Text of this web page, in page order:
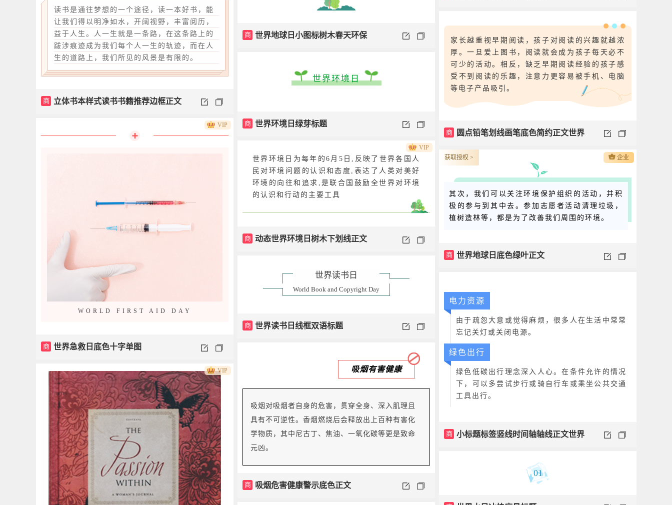
商 世界地球日小图标树木春天环保
读书是通往梦想的一个途径，读一本好书，能
让我们得以明净如水，开阔视野，丰富阅历，
益于人生。人一生就是一条路，在这条路上的
跋涉痕迹成为我们每个人一生的轨迹，而在人
生的道路上，我们所见的风景是有限的。
商 立体书本样式读书书籍推荐边框正文
家长越重视早期阅读，孩子对阅读的兴趣就越浓
厚。一旦爱上图书，阅读就会成为孩子每天必不
可少的活动。相反，缺乏早期阅读经验的孩子感
受不到阅读的乐趣，注意力更容易被手机、电脑
等电子产品吸引。
商 圆点铅笔划线画笔底色简约正文世界
儿童图书日
世界环境日
商 世界环境日绿芽标题
WORLD FIRST AID DAY
商 世界急救日底色十字单图
VIP
世界环境日为每年的6月5日,反映了世界各国人
民对环境问题的认识和态度,表达了人类对美好
环境的向往和追求,是联合国鼓励全世界对环境
的认识和行动的主要工具
商 动态世界环境日树木下划线正文
VIP
其次，我们可以关注环境保护组织的活动，并积
极的参与到其中去。参加志愿者活动清理垃圾，
植树造林等，都是为了改善我们周围的环境。
商 世界地球日底色绿叶正文
获取授权 > 企业
世界读书日
World Book and Copyright Day
商 世界读书日线框双语标题
电力资源
由于疏忽大意或觉得麻烦，很多人在生活中常常
忘记关灯或关闭电源。
绿色出行
绿色低碳出行理念深入人心。在条件允许的情况
下，可以多尝试步行或骑自行车或乘坐公共交通
工具出行。
商 小标题标签竖线时间轴轴线正文世界
吸烟有害健康
吸烟对吸烟者自身的危害，贯穿全身、深入肌理且
具有不可逆性。香烟燃烧后会释放出上百种有害化
学物质，其中尼古丁、焦油、一氧化碳等更是致命
元凶。
商 吸烟危害健康警示底色正文
《巴黎圣母院》是法国文学家维克多·雨果创
作的长篇小说，1831年1月14日首次出版。以
离奇和对比手法写了一个发生在十五世纪法国
的故事。
《巴黎圣母院》是法国文学家维克多·雨果创
作的长篇小说，1831年1月14日首次出版。以
离奇和对比手法写了一个发生在十五世纪法国
好书推荐
《巴黎圣母院》
作者：雨果
VIP
01